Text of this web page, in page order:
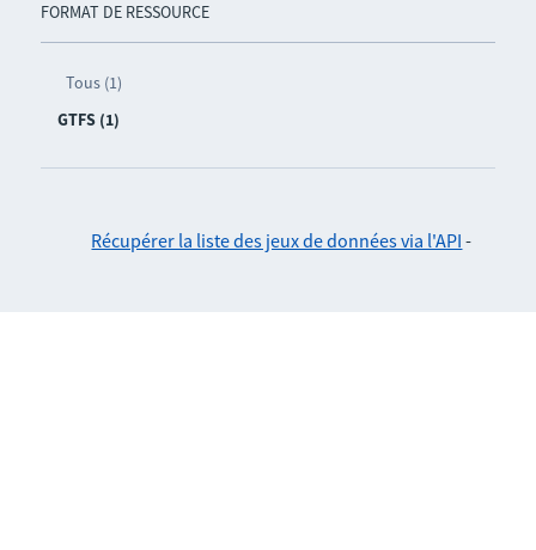
FORMAT DE RESSOURCE
Tous (1)
GTFS (1)
Récupérer la liste des jeux de données via l'API -